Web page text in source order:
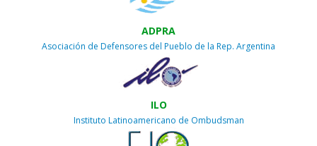
ADPRA
Asociación de Defensores del Pueblo de la Rep. Argentina
ILO
Instituto Latinoamericano de Ombudsman